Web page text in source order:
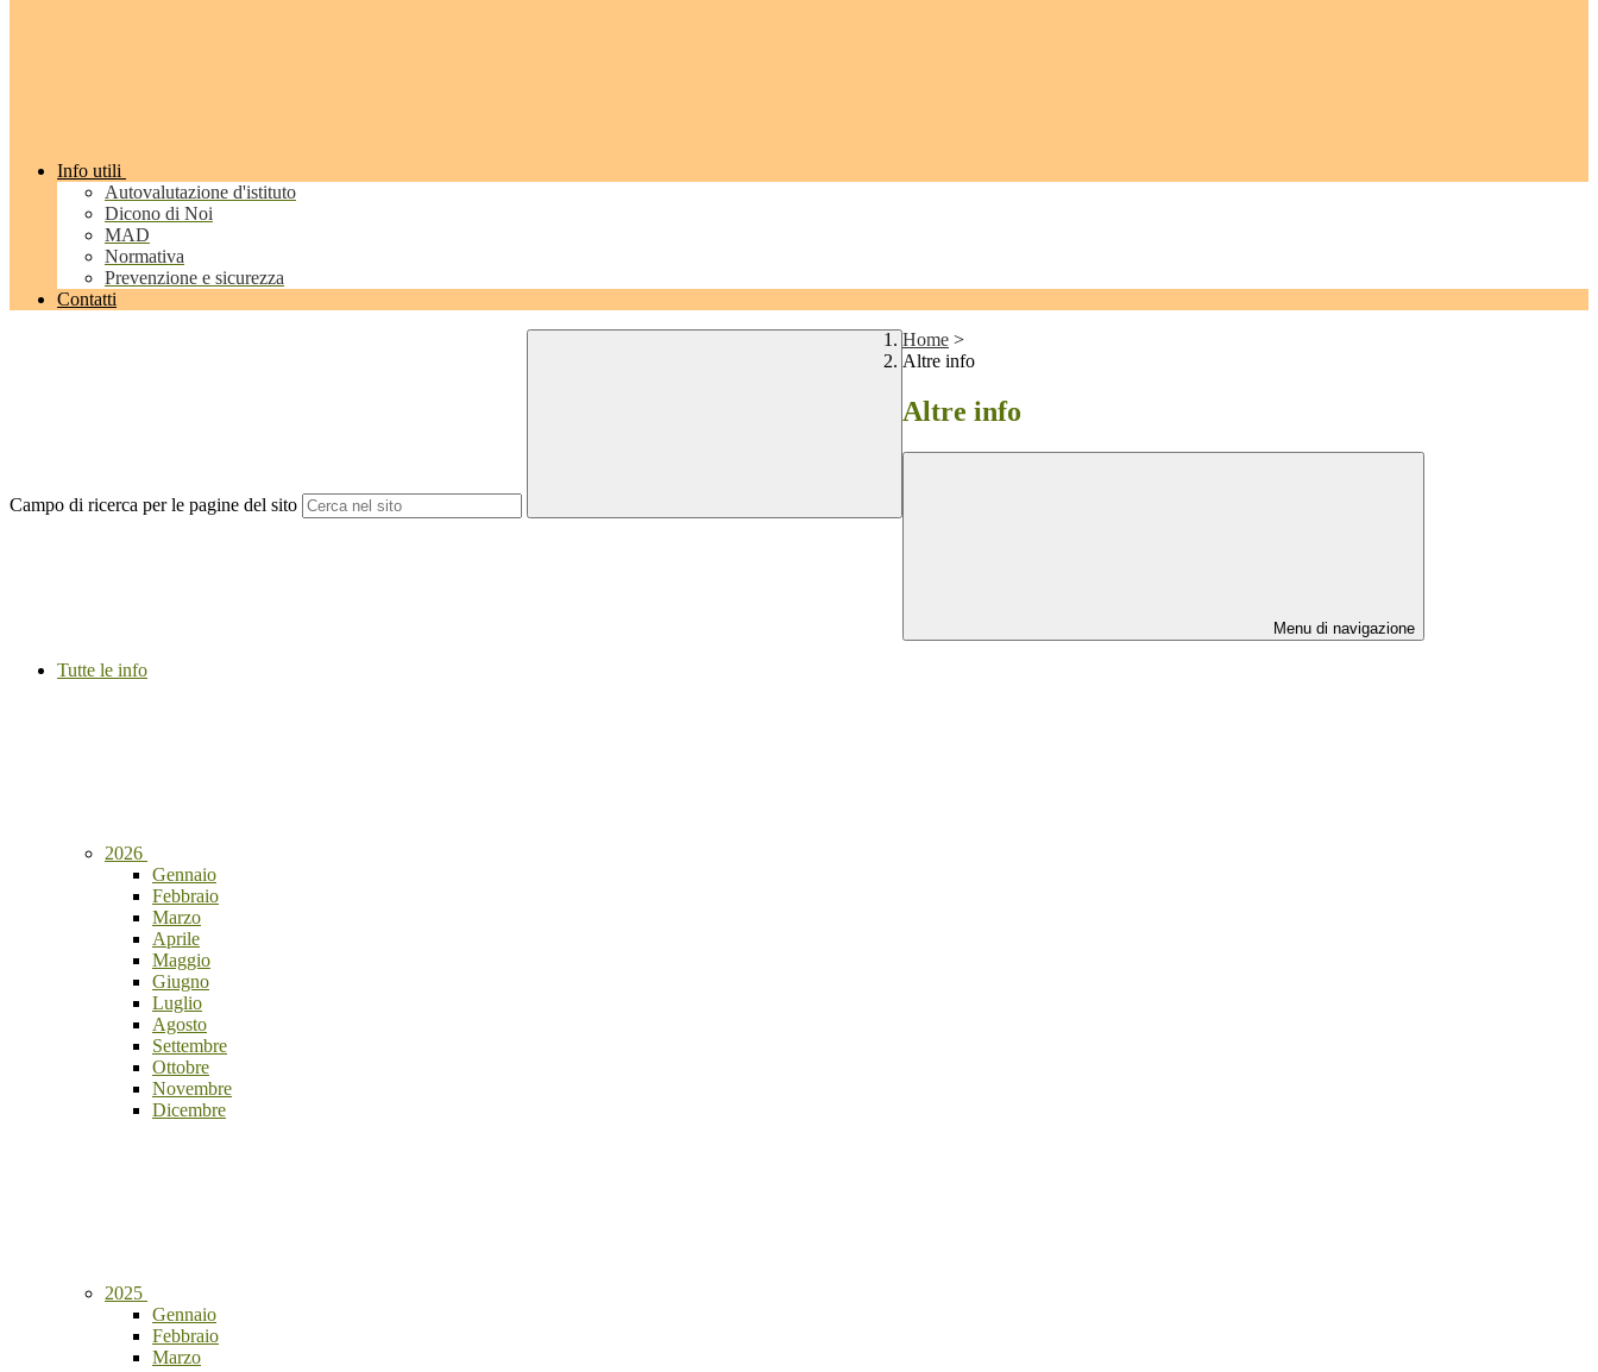
Info utili
Autovalutazione d'istituto
Dicono di Noi
MAD
Normativa
Prevenzione e sicurezza
Contatti
Campo di ricerca per le pagine del sito
Home >
Altre info
Altre info
Menu di navigazione
Tutte le info
2026
Gennaio
Febbraio
Marzo
Aprile
Maggio
Giugno
Luglio
Agosto
Settembre
Ottobre
Novembre
Dicembre
2025
Gennaio
Febbraio
Marzo